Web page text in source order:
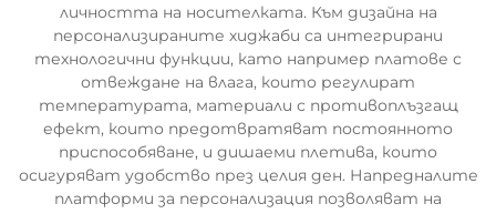
личността на носителката. Към дизайна на
персонализираните хиджаби са интегрирани
технологични функции, като например платове с
отвеждане на влага, които регулират
температурата, материали с противоплъзгащ
ефект, които предотвратяват постоянното
приспособяване, и дишаеми плетива, които
осигуряват удобство през целия ден. Напредналите
платформи за персонализация позволяват на